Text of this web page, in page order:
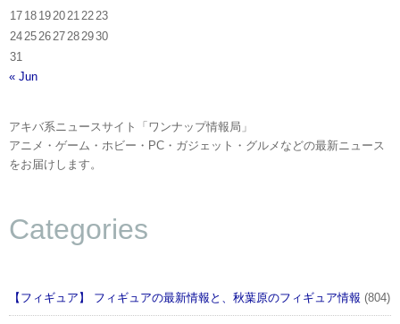
17 18 1920212223
24252627282930
31
« Jun
アキバ系ニュースサイト「ワンナップ情報局」
アニメ・ゲーム・ホビー・PC・ガジェット・グルメなどの最新ニュース
をお届けします。
Categories
【フィギュア】 フィギュアの最新情報と、秋葉原のフィギュア情報 (804)